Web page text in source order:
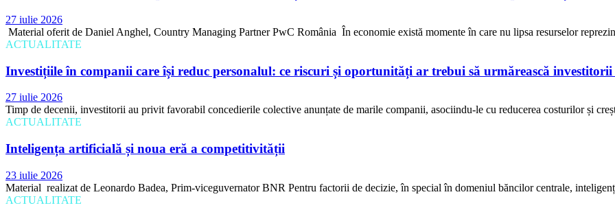
27 iulie 2026
Material oferit de Daniel Anghel, Country Managing Partner PwC România În economie există momente în care nu lipsa resurselor
ACTUALITATE
Investițiile în companii care își reduc personalul: ce riscuri și oportunități ar trebui să urmărească
27 iulie 2026
Timp de decenii, investitorii au privit favorabil concedierile colective anunțate de marile companii, asociindu-le cu reducerea costurilor și
ACTUALITATE
Inteligența artificială și noua eră a competitivității
23 iulie 2026
Material realizat de Leonardo Badea, Prim-viceguvernator BNR Pentru factorii de decizie, în special în domeniul băncilor centrale,
ACTUALITATE